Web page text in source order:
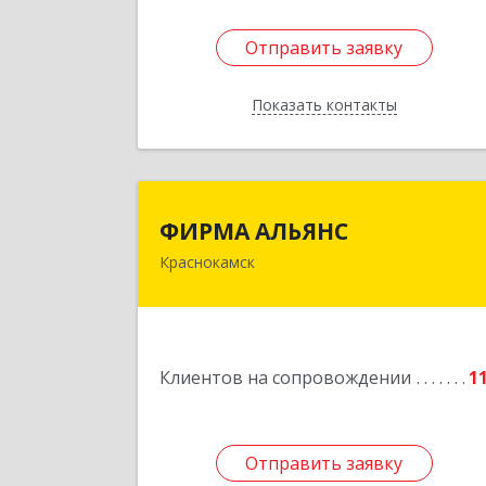
Отправить заявку
Показать контакты
Отправить заявку
Назад
ФИРМА АЛЬЯНС
Краснокамск
Клиентов на сопровождении 11
Отправить заявку
Отправить заявку